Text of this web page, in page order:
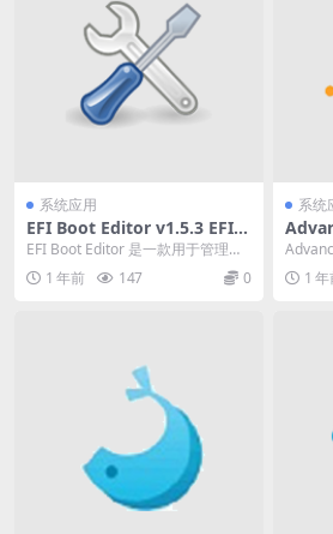
系统应用
EFI Boot Editor v1.5.3 EFI引
导编辑器中文绿色版
EFI Boot Editor 是一款用于管理和
编辑 UEFI 启动项的工具，特...
1 年前 147 0
系统
er
统优
O）是
1